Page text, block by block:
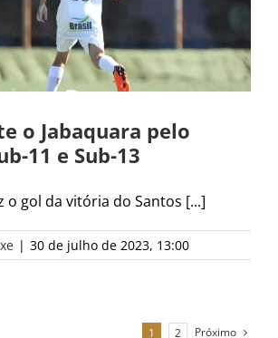
o Jabaquara pelo
11 e Sub-13
o gol da vitória do Santos [...]
| 30 de julho de 2023, 13:00
1 2 Próximo